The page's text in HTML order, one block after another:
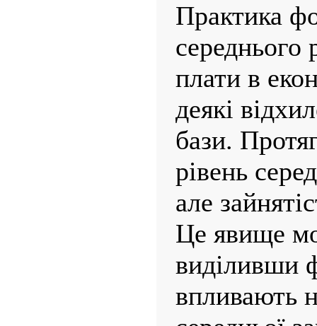
Практика
середнього
плати в
деякі
бази.
рівень
але
Це явище
виділивши
впливають